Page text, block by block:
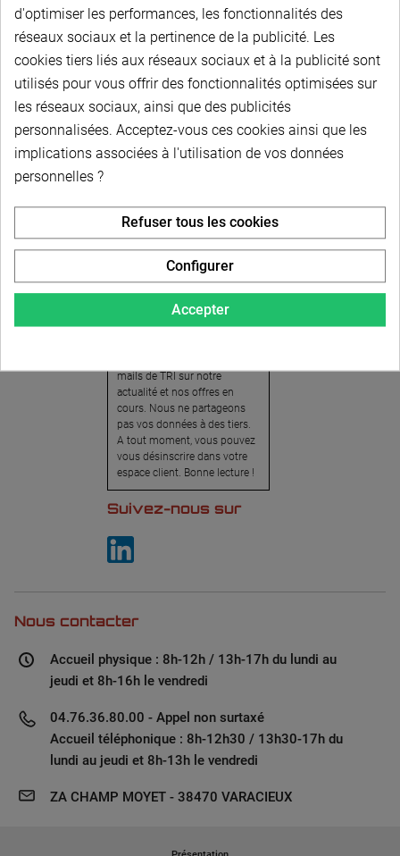
Newsletter
Pour recevoir notre
newsletter, nous vous
invitons à créer votre espace
client (cliquez sur « Compte »
en haut à droite de la page) et
cliquer sur « oui » pour vous
mails de TRI sur notre
actualité et nos offres en
cours. Nous ne partageons
pas vos données à des tiers.
A tout moment, vous pouvez
vous désinscrire dans votre
espace client. Bonne lecture !
Suivez-nous sur
Nous contacter
Accueil physique : 8h-12h / 13h-17h du lundi au
jeudi et 8h-16h le vendredi
04.76.36.80.00 - Appel non surtaxé
Accueil téléphonique : 8h-12h30 / 13h30-17h du
lundi au jeudi et 8h-13h le vendredi
ZA CHAMP MOYET - 38470 VARACIEUX
d'optimiser les performances, les fonctionnalités des
réseaux sociaux et la pertinence de la publicité. Les
cookies tiers liés aux réseaux sociaux et à la publicité sont
utilisés pour vous offrir des fonctionnalités optimisées sur
les réseaux sociaux, ainsi que des publicités
personnalisées. Acceptez-vous ces cookies ainsi que les
implications associées à l'utilisation de vos données
personnelles ?
Accepter
Refuser tous les cookies
Configurer